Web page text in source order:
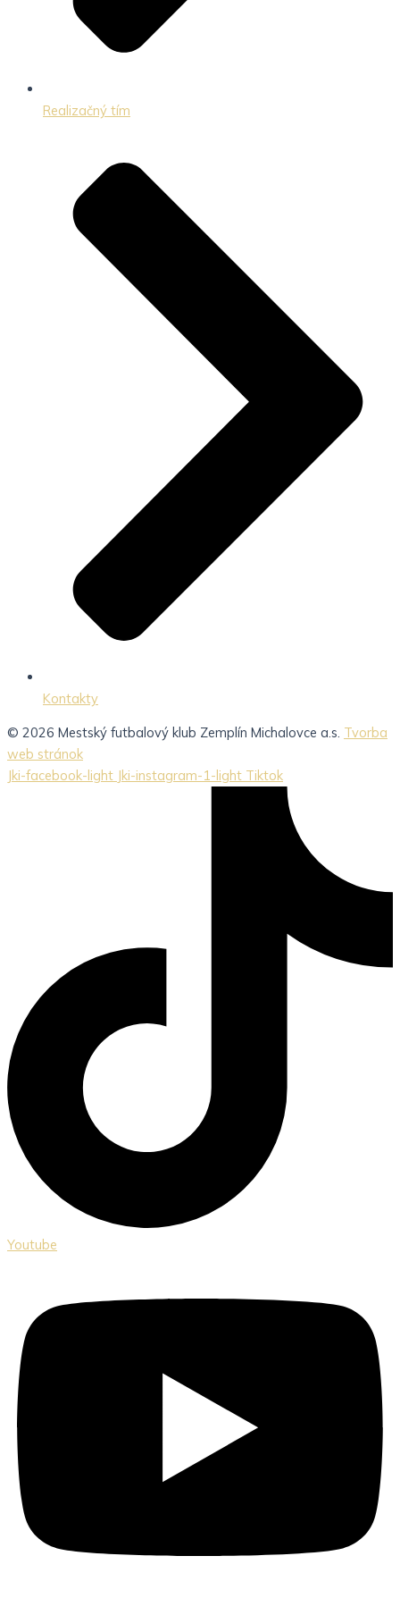
Realizačný tím
Kontakty
© 2026 Mestský futbalový klub Zemplín Michalovce a.s. Tvorba
web stránok
Jki-facebook-light Jki-instagram-1-light Tiktok
Youtube